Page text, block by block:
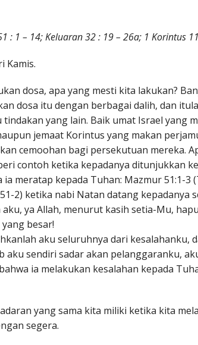
: 1 – 14; Keluaran 32 : 19 – 26a; 1 Korintus
Kamis.
dosa, apa yang mesti kita lakukan?
dosa itu dengan berbagai dalih, dan
tindakan yang lain. Baik umat Israel yang
jemaat Korintus yang makan
cemoohan bagi persekutuan mereka.
contoh ketika kepadanya ditunjukkan
ia meratap kepada Tuhan: Mazmur 51:1-
2) ketika nabi Natan datang kepadanya
aku, ya Allah, menurut kasih setia-Mu,
besar!
aku seluruhnya dari kesalahanku,
aku sendiri sadar akan pelanggaranku,
ia melakukan kesalahan kepada
yang sama kita miliki ketika kita
segera.